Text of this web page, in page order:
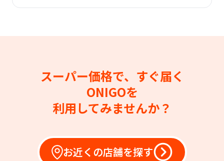
スーパー価格で、すぐ届く
ONIGOを
利用してみませんか？
お近くの店舗を探す